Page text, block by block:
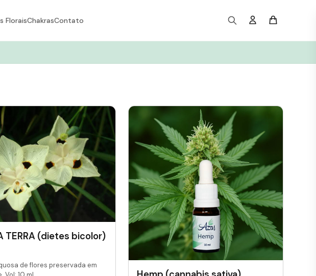
FloraisChakrasContato
TERRA (dietes bicolor)
de flores preservada em